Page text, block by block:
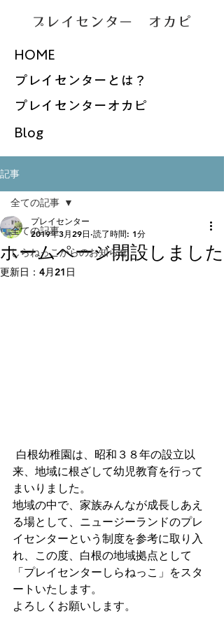
プレイセンター オカピ
HOME
プレイセンターとは？
プレイセンターオカピ
Blog
記事
全ての記事
しらねっこからのお知らせ
全ての記事
ホームページ開設しました
プレイセンター
2019年3月29日 読了時間: 1分
更新日： 4月21日
来、地域に根ざして幼児教育を行って
まいりました。
地域の中で、家族みんなが成長しあえ
る場として、ニュージーランドのプレ
イセンターという制度を参考に取り入
れ、この度、白根の地域拠点として
「プレイセンターしらねっこ」をスタ
ートいたします。
よろしくお願いします。